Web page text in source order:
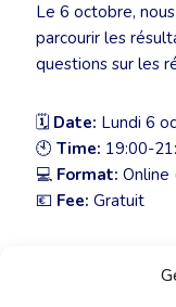
Le 6 octobre,
parcourir les
questions sur les
🗓 Date: Lundi 6
🕙 Time: 19:00-
💻 Format: Online
💶 Fee: Gratuit